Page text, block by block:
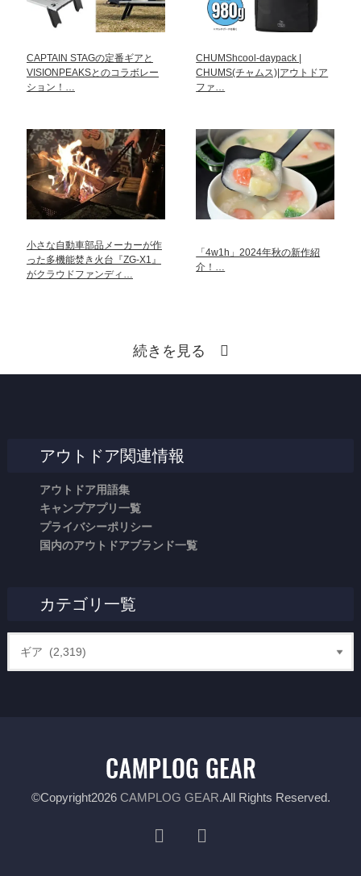
CAPTAIN STAGの定番ギアと
VISIONPEAKSとのコラボレー
ション！…
CHUMShcool-daypack |
CHUMS(チャムス)|アウトドア
ファ…
小さな自動車部品メーカーが作
った多機能焚き火台『ZG-X1』
がクラウドファンディ…
「4w1h」2024年秋の新作紹
介！…
続きを見る
アウトドア関連情報
アウトドア用語集
キャンプアプリ一覧
プライバシーポリシー
国内のアウトドアブランド一覧
カテゴリ一覧
©Copyright2026 CAMPLOG GEAR.All Rights Reserved.